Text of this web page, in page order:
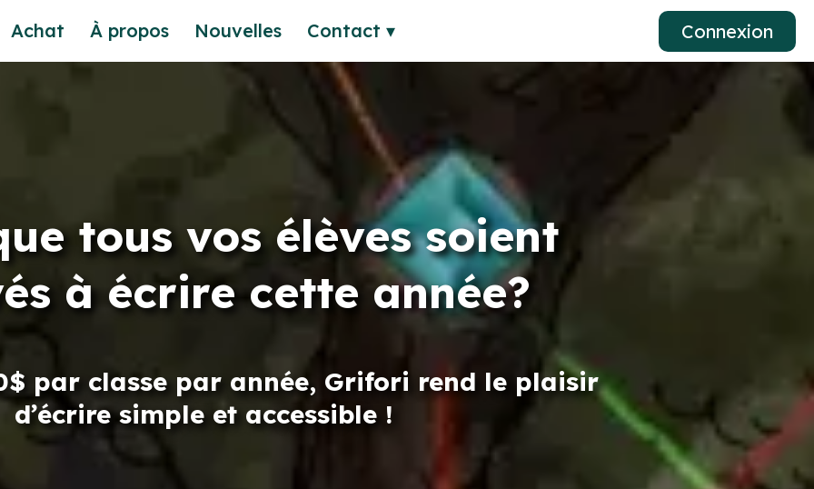
Achat À propos Nouvelles Contact ▾ Connexion
tous vos élèves soient
à écrire cette année?
par classe par année, Grifori rend le plaisir
d’écrire simple et accessible !